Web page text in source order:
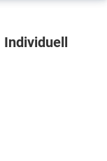
Individuell